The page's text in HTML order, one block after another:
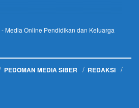
- Media Online Pendidikan dan Keluarga
PEDOMAN MEDIA SIBER
REDAKSI